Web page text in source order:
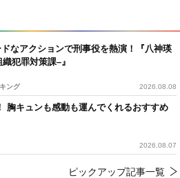
なアクションで刑事役を熱演！『八神瑛
犯罪対策課–』
ング 2026.08.08
胸キュンも感動も運んでくれるおすすめ
2026.08.07
ピックアップ記事一覧